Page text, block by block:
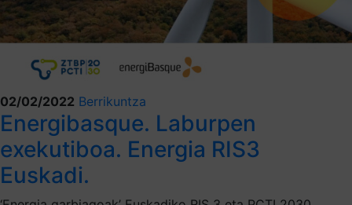
02/02/2022 Berrikuntza
Energibasque. Laburpen
exekutiboa. Energia RIS3
Euskadi.